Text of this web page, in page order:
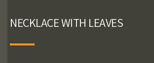
NECKLACE WITH LEAVES